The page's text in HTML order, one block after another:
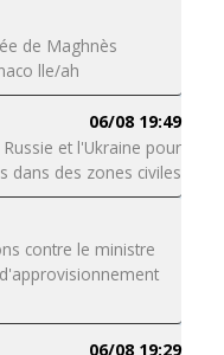
de Maghnès
lle/ah
06/08 19:49
et l'Ukraine pour
dans des zones civiles
contre le ministre
06/08 19:29